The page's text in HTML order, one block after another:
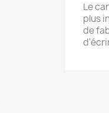
Le
plus
de